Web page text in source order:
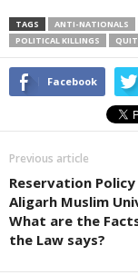
TAGS ANTI-NATIONALS
POLITICAL KILLINGS
Facebook
Previous article
Reservation Policy
Aligarh Muslim
What are the
the Law says?